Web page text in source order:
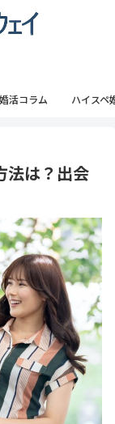
活コラム ハイスペ
法は？出会